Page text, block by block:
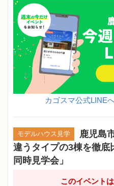
カゴスマ公式LINE
鹿児島
違うタイプの3棟を徹底
同時見学会」
このイベント
モデルハウス見学